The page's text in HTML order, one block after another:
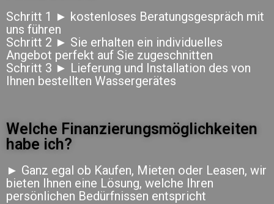
Schritt 1 ► kostenloses Beratungsgespräch mit
uns führen
Schritt 2 ► Sie erhalten ein individuelles
Angebot perfekt auf Sie zugeschnitten
Schritt 3 ► Lieferung und Installation des von
Ihnen bestellten Wassergerätes
Welche Finanzierungsmöglichkeiten
habe ich?
► Ganz egal ob Kaufen, Mieten oder Leasen, wir
bieten Ihnen eine Lösung, welche Ihren
persönlichen Bedürfnissen entspricht